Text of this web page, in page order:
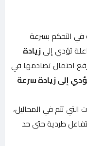
في التحكم بسرعة
تؤدي إلىزيادة
احتمال تصادمها في
إلى زيادة سرعة
تتم في المحاليل،
طردية حتى حد